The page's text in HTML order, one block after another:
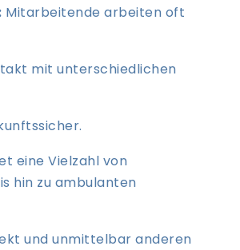
Mitarbeitende arbeiten oft
mit unterschiedlichen
eine Vielzahl von
hin zu ambulanten
und unmittelbar anderen